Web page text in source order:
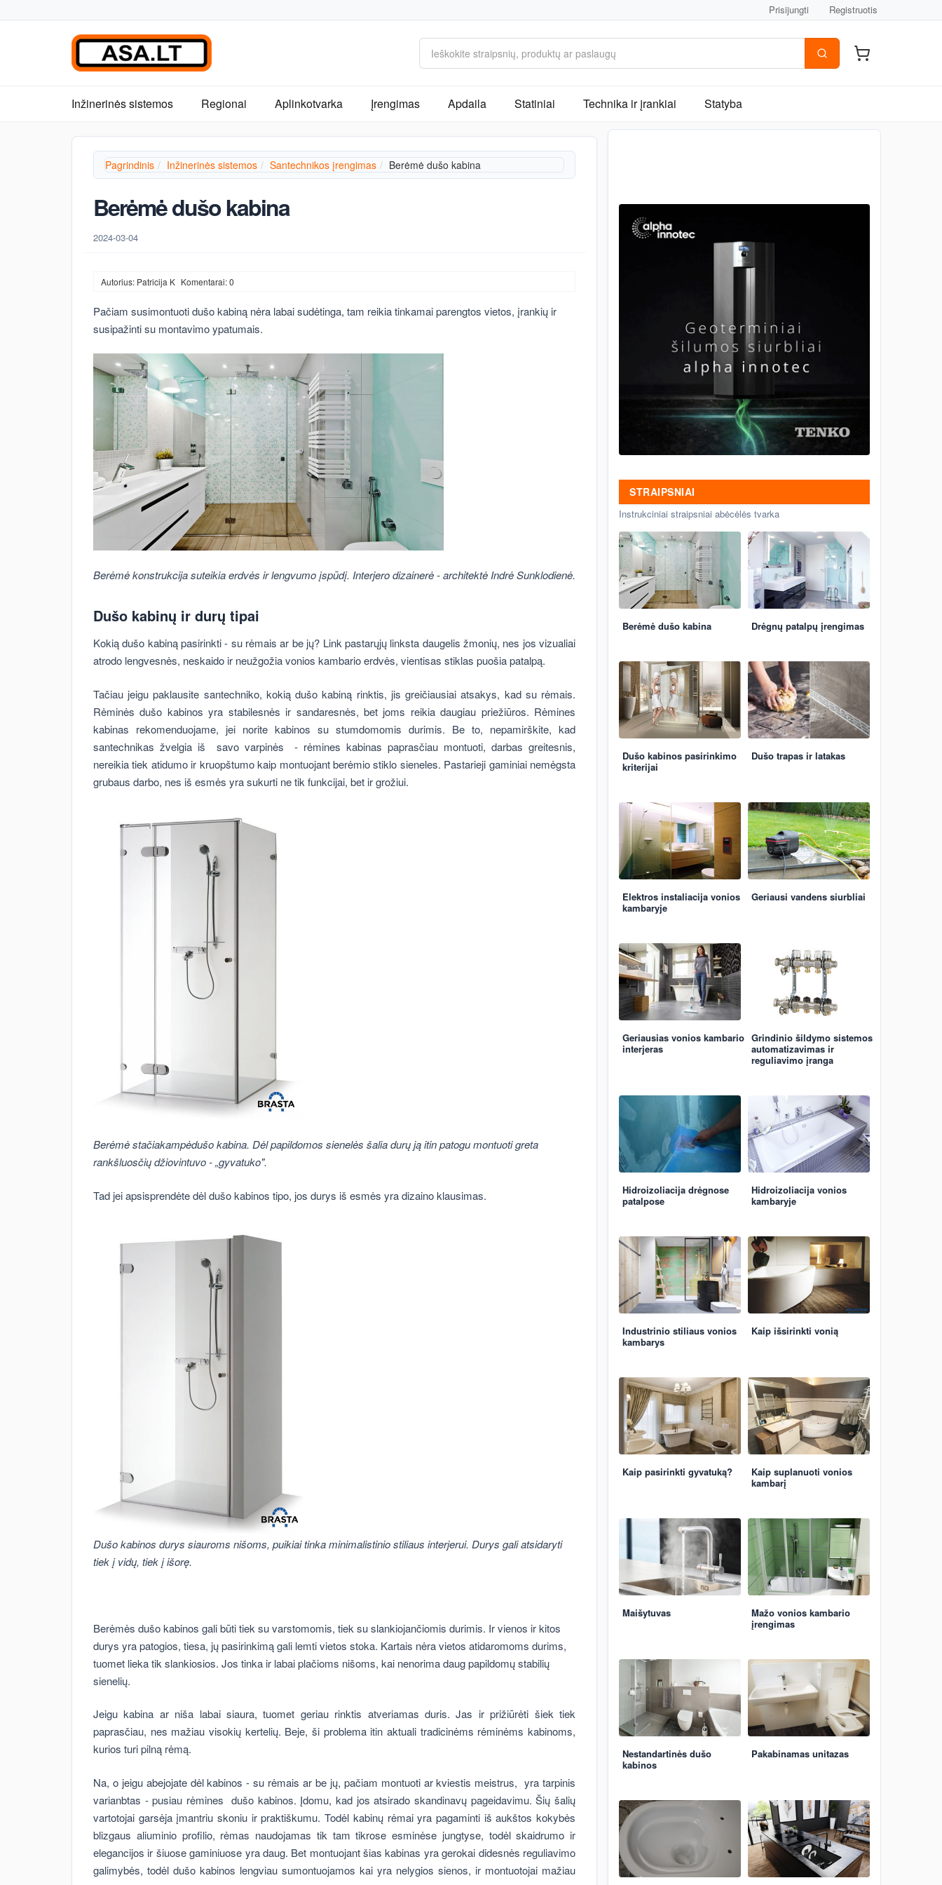
Prisijungti Registruotis
Inžinerinės sistemos Regionai Aplinkotvarka Įrengimas Apdaila Statiniai Technika ir įrankiai Statyba
Pagrindinis Inžinerinės sistemos Santechnikos įrengimas Berėmė dušo kabina
Berėmė dušo kabina
2024-03-04
Autorius: Patricija K Komentarai: 0
Pačiam susimontuoti dušo kabiną nėra labai sudėtinga, tam reikia tinkamai parengtos vietos, įrankių ir
susipažinti su montavimo ypatumais.
Berėmė konstrukcija suteikia erdvės ir lengvumo įspūdį. Interjero dizainerė - architektė Indrė Sunklodienė.
Dušo kabinų ir durų tipai
Kokią dušo kabiną pasirinkti - su rėmais ar be jų? Link pastarųjų linksta daugelis žmonių, nes jos vizualiai
atrodo lengvesnės, neskaido ir neužgožia vonios kambario erdvės, vientisas stiklas puošia patalpą.
Tačiau jeigu paklausite santechniko, kokią dušo kabiną rinktis, jis greičiausiai atsakys, kad su rėmais.
Rėminės dušo kabinos yra stabilesnės ir sandaresnės, bet joms reikia daugiau priežiūros. Rėmines
kabinas rekomenduojame, jei norite kabinos su stumdomomis durimis. Be to, nepamirškite, kad
santechnikas žvelgia iš savo varpinės - rėmines kabinas paprasčiau montuoti, darbas greitesnis,
nereikia tiek atidumo ir kruopštumo kaip montuojant berėmio stiklo sieneles. Pastarieji gaminiai nemėgsta
grubaus darbo, nes iš esmės yra sukurti ne tik funkcijai, bet ir grožiui.
Berėmė stačiakampėdušo kabina. Dėl papildomos sienelės šalia durų ją itin patogu montuoti greta
rankšluosčių džiovintuvo - „gyvatuko".
Tad jei apsisprendėte dėl dušo kabinos tipo, jos durys iš esmės yra dizaino klausimas.
Dušo kabinos durys siauroms nišoms, puikiai tinka minimalistinio stiliaus interjerui. Durys gali atsidaryti
tiek į vidų, tiek į išorę.
Berėmės dušo kabinos gali būti tiek su varstomomis, tiek su slankiojančiomis durimis. Ir vienos ir kitos
durys yra patogios, tiesa, jų pasirinkimą gali lemti vietos stoka. Kartais nėra vietos atidaromoms durims,
tuomet lieka tik slankiosios. Jos tinka ir labai plačioms nišoms, kai nenorima daug papildomų stabilių
sienelių.
Jeigu kabina ar niša labai siaura, tuomet geriau rinktis atveriamas duris. Jas ir prižiūrėti šiek tiek
paprasčiau, nes mažiau visokių kertelių. Beje, ši problema itin aktuali tradicinėms rėminėms kabinoms,
kurios turi pilną rėmą.
Na, o jeigu abejojate dėl kabinos - su rėmais ar be jų, pačiam montuoti ar kviestis meistrus, yra tarpinis
varianbtas - pusiau rėmines dušo kabinos. Įdomu, kad jos atsirado skandinavų pageidavimu. Šių šalių
vartotojai garsėja įmantriu skoniu ir praktiškumu. Todėl kabinų rėmai yra pagaminti iš aukštos kokybės
blizgaus aliuminio profilio, rėmas naudojamas tik tam tikrose esminėse jungtyse, todėl skaidrumo ir
elegancijos ir šiuose gaminiuose yra daug. Bet montuojant šias kabinas yra gerokai didesnės reguliavimo
galimybės, todėl dušo kabinos lengviau sumontuojamos kai yra nelygios sienos, ir montuotojai mažiau
STRAIPSNIAI
Instrukciniai straipsniai abėcėlės tvarka
Berėmė dušo kabina Drėgnų patalpų įrengimas
Dušo kabinos pasirinkimo
kriterijai
Dušo trapas ir latakas
Elektros instaliacija vonios
kambaryje
Geriausi vandens siurbliai
Geriausias vonios kambario
interjeras
Grindinio šildymo sistemos
automatizavimas ir
reguliavimo įranga
Hidroizoliacija drėgnose
patalpose
Hidroizoliacija vonios
kambaryje
Industrinio stiliaus vonios
kambarys
Kaip išsirinkti vonią
Kaip pasirinkti gyvatuką?
Kaip suplanuoti vonios
kambarį
Maišytuvas
Mažo vonios kambario
įrengimas
Nestandartinės dušo
kabinos
Pakabinamas unitazas